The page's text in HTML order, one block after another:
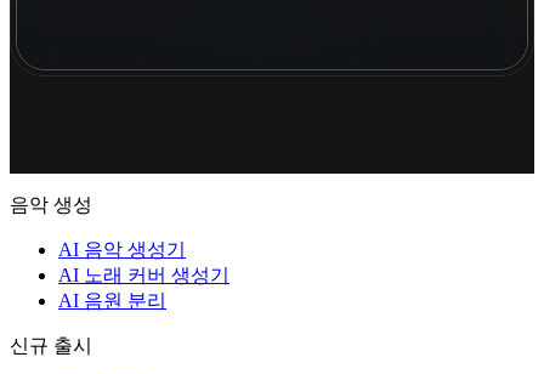
음악 생성
AI 음악 생성기
AI 노래 커버 생성기
AI 음원 분리
신규 출시